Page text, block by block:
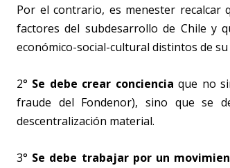
Por el contrario, es menester recalcar
factores del subdesarrollo de Chile y
económico-social-cultural distintos de
2° Se debe crear conciencia que no
fraude del Fondenor), sino que se
descentralización material.
3° Se debe trabajar por un